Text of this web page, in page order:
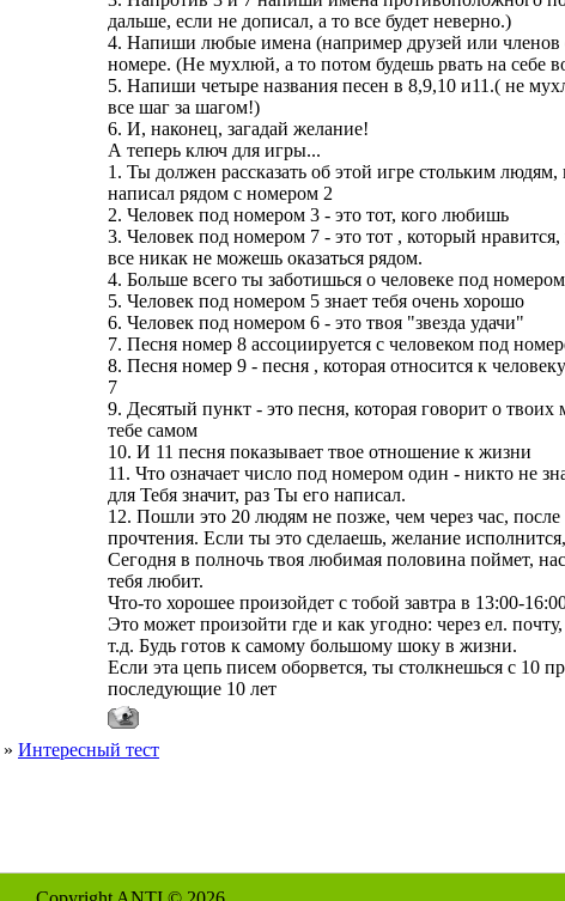
дальше, если не дописал, а то все будет неверно.)
4. Напиши любые имена (например друзей или членов
номере. (Не мухлюй, а то потом будешь рвать на себе
5. Напиши четыре названия песен в 8,9,10 и11.( не
все шаг за шагом!)
6. И, наконец, загадай желание!
А теперь ключ для игры...
1. Ты должен рассказать об этой игре стольким людям,
написал рядом с номером 2
2. Человек под номером 3 - это тот, кого любишь
3. Человек под номером 7 - это тот , который
все никак не можешь оказаться рядом.
4. Больше всего ты заботишься о человеке под
5. Человек под номером 5 знает тебя очень хорошо
6. Человек под номером 6 - это твоя "звезда удачи"
7. Песня номер 8 ассоциируется с человеком под
8. Песня номер 9 - песня , которая относится к
7
9. Десятый пункт - это песня, которая говорит о твоих
тебе самом
10. И 11 песня показывает твое отношение к жизни
11. Что означает число под номером один - никто не
для Тебя значит, раз Ты его написал.
12. Пошли это 20 людям не позже, чем через час, после
прочтения. Если ты это сделаешь, желание
Сегодня в полночь твоя любимая половина поймет,
тебя любит.
Что-то хорошее произойдет с тобой завтра в 13:00-
Это может произойти где и как угодно: через ел.
т.д. Будь готов к самому большому шоку в жизни.
Если эта цепь писем оборвется, ты столкнешься с 10
последующие 10 лет
» Интересный тест